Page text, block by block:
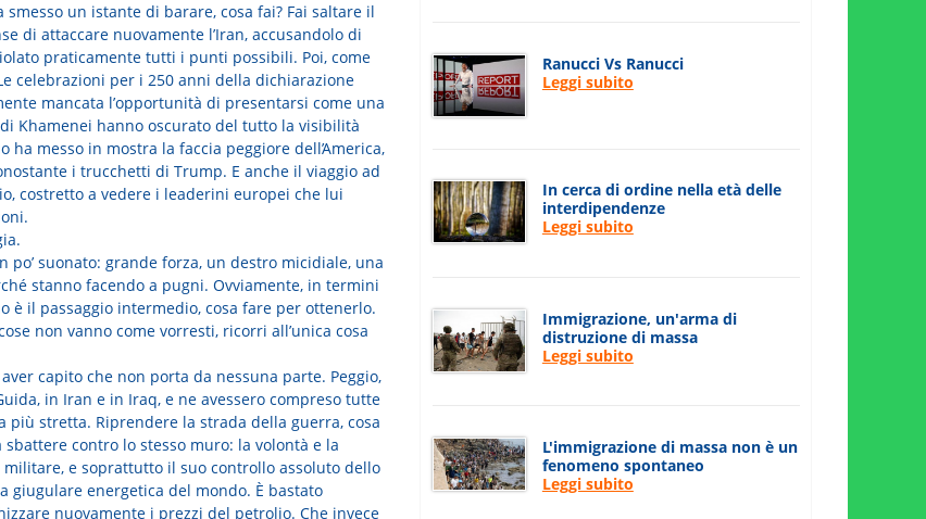
un istante di barare, cosa fai? Fai saltare il
di attaccare nuovamente l’Iran, accusandolo di
praticamente tutti i punti possibili. Poi, come
celebrazioni per i 250 anni della dichiarazione
mancata l’opportunità di presentarsi come una
Khamenei hanno oscurato del tutto la visibilità
messo in mostra la faccia peggiore dell’America,
i trucchetti di Trump. E anche il viaggio ad
costretto a vedere i leaderini europei che lui
suonato: grande forza, un destro micidiale, una
stanno facendo a pugni. Ovviamente, in termini
è il passaggio intermedio, cosa fare per ottenerlo.
non vanno come vorresti, ricorri all’unica cosa
capito che non porta da nessuna parte. Peggio,
in Iran e in Iraq, e ne avessero compreso tutte
più stretta. Riprendere la strada della guerra, cosa
contro lo stesso muro: la volontà e la
e soprattutto il suo controllo assoluto dello
giugulare energetica del mondo. È bastato
nuovamente i prezzi del petrolio. Che invece
Ranucci Vs Ranucci
Leggi subito
In cerca di ordine nella età delle
interdipendenze
Leggi subito
Immigrazione, un'arma di
distruzione di massa
Leggi subito
L'immigrazione di massa non è un
fenomeno spontaneo
Leggi subito